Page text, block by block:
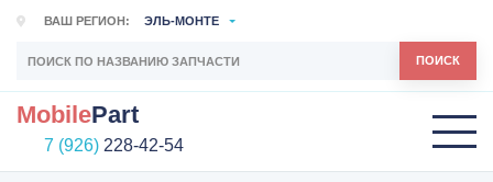
ВАШ РЕГИОН: ЭЛЬ-МОНТЕ
ПОИСК
MobilePart
7 (926) 228-42-54